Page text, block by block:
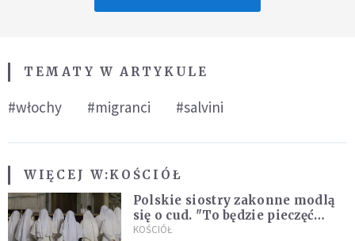
TEMATY W ARTYKULE
#włochy #migranci #salvini
WIĘCEJ W:KOŚCIÓŁ
Polskie siostry zakonne modlą
się o cud. "To będzie pieczęć
Pana Boga dla naszej wiary"
KOŚCIÓŁ